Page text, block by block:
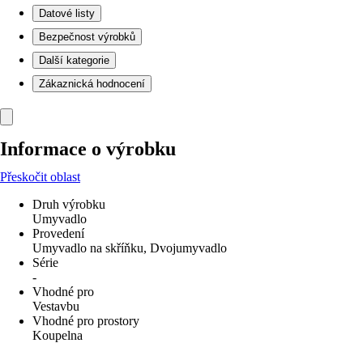
Datové listy
Bezpečnost výrobků
Další kategorie
Zákaznická hodnocení
Informace o výrobku
Přeskočit oblast
Druh výrobku
Umyvadlo
Provedení
Umyvadlo na skříňku, Dvojumyvadlo
Série
-
Vhodné pro
Vestavbu
Vhodné pro prostory
Koupelna